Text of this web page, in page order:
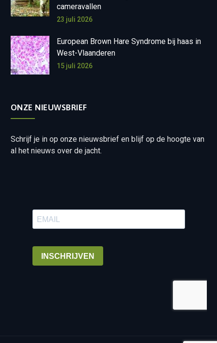
cameravallen
23 juli 2026
European Brown Hare Syndrome bij haas in
West-Vlaanderen
15 juli 2026
ONZE NIEUWSBRIEF
Schrijf je in op onze nieuwsbrief en blijf op de hoogte van
al het nieuws over de jacht.